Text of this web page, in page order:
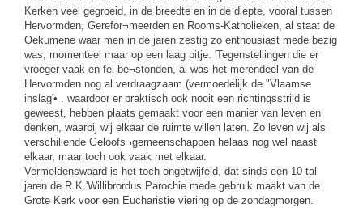
Kerken veel gegroeid, in de breedte en in de diepte, vooral tussen
Hervormden, Gerefor¬meerden en Rooms-Katholieken, al staat de
Oekumene waar men in de jaren zestig zo enthousiast mede bezig
was, momenteel maar op een laag pitje. 'Tegenstellingen die er
vroeger vaak en fel be¬stonden, al was het merendeel van de
Hervormden nog al verdraagzaam (vermoedelijk de "Vlaamse
inslag'• . waardoor er praktisch ook nooit een richtingsstrijd is
geweest, hebben plaats gemaakt voor een manier van leven en
denken, waarbij wij elkaar de ruimte willen laten. Zo leven wij als
verschillende Geloofs¬gemeenschappen helaas nog wel naast
elkaar, maar toch ook vaak met elkaar.
Vermeldenswaard is het toch ongetwijfeld, dat sinds een 10-tal
jaren de R.K.'Willibrordus Parochie mede gebruik maakt van de
Grote Kerk voor een Eucharistie viering op de zondagmorgen.